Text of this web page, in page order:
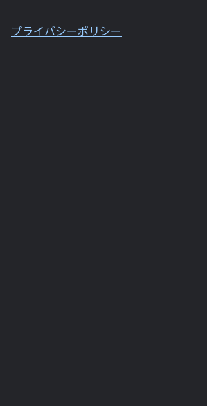
プライバシーポリシー